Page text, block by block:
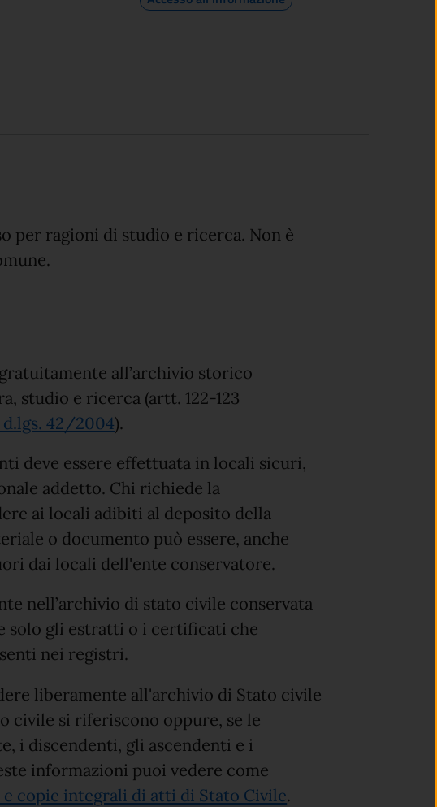
per ragioni di studio e ricerca. Non è
all’archivio storico
studio e ricerca (artt. 122-123
42/2004).
deve essere effettuata in locali sicuri,
addetto. Chi richiede la
ai locali adibiti al deposito della
o documento può essere, anche
dai locali dell'ente conservatore.
nell’archivio di stato civile conservata
solo gli estratti o i certificati che
nei registri.
liberamente all'archivio di Stato civile
civile si riferiscono oppure, se le
i discendenti, gli ascendenti e i
informazioni puoi vedere come
copie integrali di atti di Stato Civile.